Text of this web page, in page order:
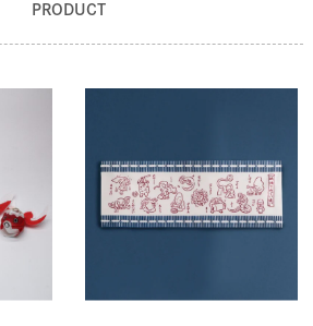
PRODUCT